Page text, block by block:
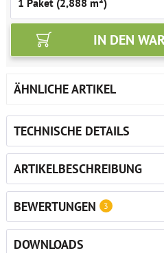
IN DEN
ÄHNLICHE ARTIKEL
TECHNISCHE DETAILS
ARTIKELBESCHREIBUNG
BEWERTUNGEN 3
DOWNLOADS